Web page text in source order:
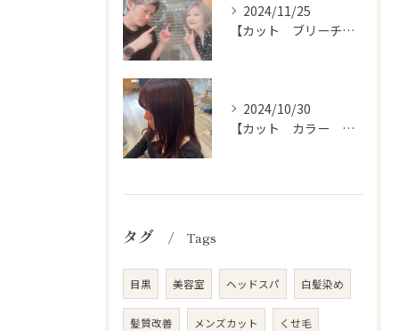
2024/11/25
【カット ブリーチ カラー トリートメント 目黒 美容室】
2024/10/30
【カット カラー トリートメント 目黒 美容室 スタイル】
タグ Tags
目黒 美容室 ヘッドスパ 白髪染め
髪質改善 メンズカット くせ毛